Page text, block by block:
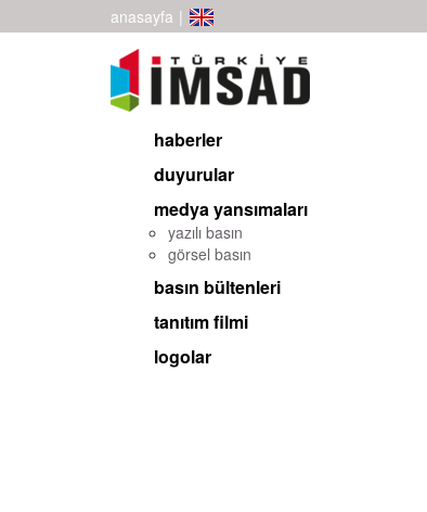
anasayfa |
haberler
duyurular
medya yansımaları
yazılı basın
görsel basın
basın bültenleri
tanıtım filmi
logolar